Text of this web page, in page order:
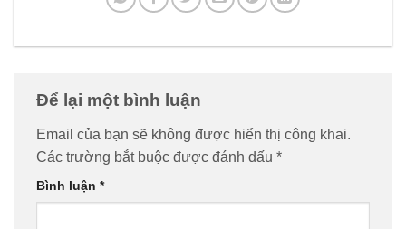
Để lại một bình luận
Email của bạn sẽ không được hiển thị công khai.
Các trường bắt buộc được đánh dấu *
Bình luận *